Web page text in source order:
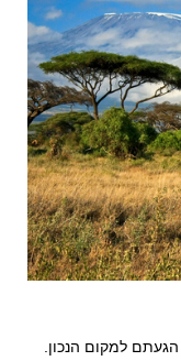
למקום הנכון.